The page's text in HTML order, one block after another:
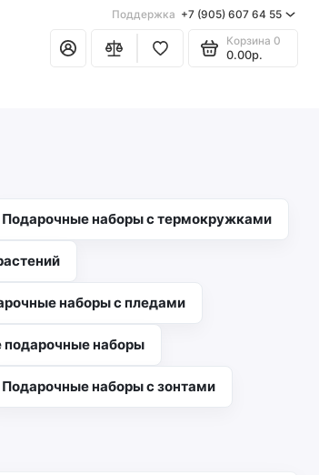
Поддержка +7 (905) 607 64 55
Корзина 0
0.00р.
Подарочные наборы с термокружками
наборы с пледами
подарочные наборы
Подарочные наборы с зонтами